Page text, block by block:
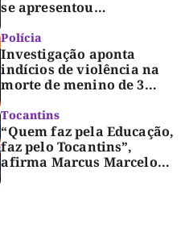
se apresentou
polícia após morte de
criança de 3 anos
Polícia
Investigação aponta
indícios de violência na
morte de menino de 3
Tocantins
“Quem faz pela Educação,
faz pelo Tocantins”,
afirma Marcus Marcelo